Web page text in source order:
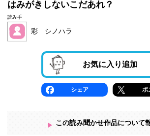
はみがきしないこだあれ？
読み手
彩 シノハラ
お気に入り追加
シェア ポ
この読み聞かせ作品について